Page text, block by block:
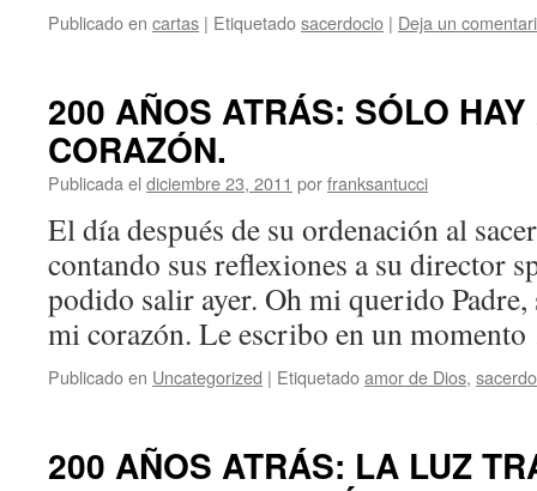
Publicado en cartas | Etiquetadosacerdocio | Deja un
200 AÑOS ATRÁS: SÓLO
CORAZÓN.
Publicada el diciembre 23, 2011 porfranksantucci
El día después de su ordenación al
contando sus reflexiones a su director
podido salir ayer. Oh mi querido
mi corazón. Le escribo en un
Publicado en Uncategorized | Etiquetadoamor de Dios,
200 AÑOS ATRÁS: LA LUZ